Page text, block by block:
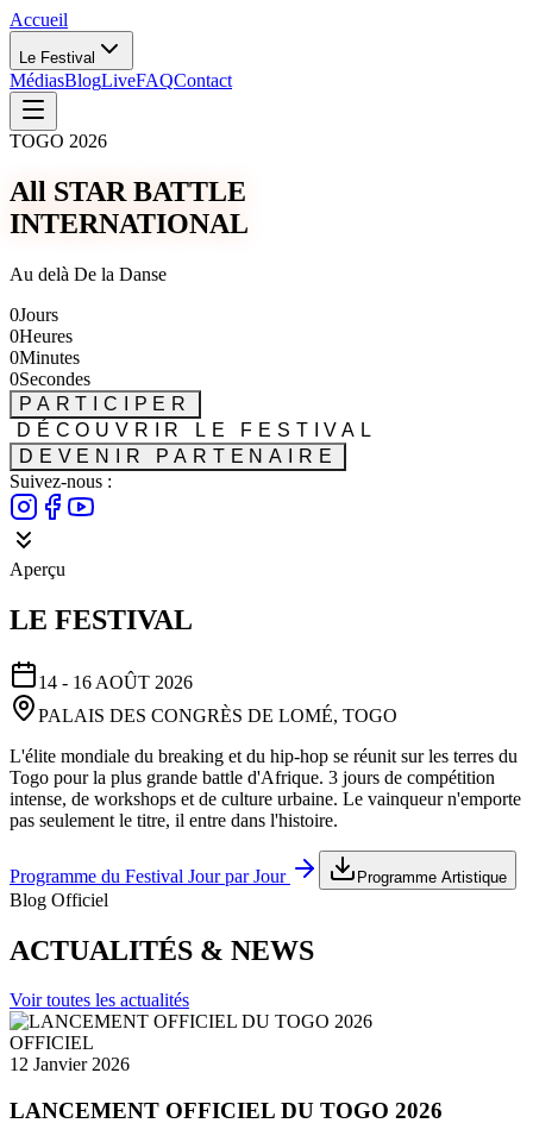
Accueil
Le Festival
MédiasBlogLiveFAQContact
TOGO 2026
All STAR BATTLE
INTERNATIONAL
Au delà De la Danse
0Jours
0Heures
0Minutes
0Secondes
PARTICIPER
DÉCOUVRIR LE FESTIVAL
DEVENIR PARTENAIRE
Suivez-nous :
Aperçu
LE FESTIVAL
14 - 16 AOÛT 2026
PALAIS DES CONGRÈS DE LOMÉ, TOGO
L'élite mondiale du breaking et du hip-hop se réunit sur les terres du
Togo pour la plus grande battle d'Afrique. 3 jours de compétition
intense, de workshops et de culture urbaine. Le vainqueur n'emporte
pas seulement le titre, il entre dans l'histoire.
Programme du Festival Jour par Jour Programme Artistique
Blog Officiel
ACTUALITÉS & NEWS
Voir toutes les actualités
OFFICIEL
12 Janvier 2026
LANCEMENT OFFICIEL DU TOGO 2026